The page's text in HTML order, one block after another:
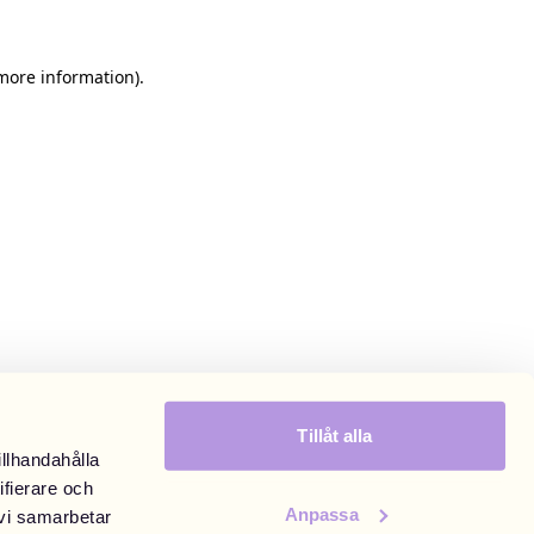
och
samarbetar
Tillåt alla
Anpassa
information).